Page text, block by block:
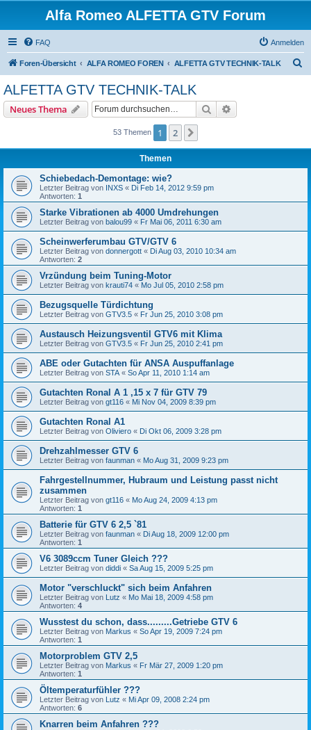
Alfa Romeo ALFETTA GTV Forum
FAQ Anmelden
Foren-Übersicht ALFA ROMEO FOREN ALFETTA GTV TECHNIK-TALK
ALFETTA GTV TECHNIK-TALK
Neues Thema Suche
53 Themen 1 2
Themen
Schiebedach-Demontage: wie?
Letzter Beitrag von INXS « Di Feb 14, 2012 9:59 pm
Antworten: 1
Starke Vibrationen ab 4000 Umdrehungen
Letzter Beitrag von balou99 « Fr Mai 06, 2011 6:30 am
Scheinwerferumbau GTV/GTV 6
Letzter Beitrag von donnergott « Di Aug 03, 2010 10:34 am
Antworten: 2
Vrzündung beim Tuning-Motor
Letzter Beitrag von krauti74 « Mo Jul 05, 2010 2:58 pm
Bezugsquelle Türdichtung
Letzter Beitrag von GTV3.5 « Fr Jun 25, 2010 3:08 pm
Austausch Heizungsventil GTV6 mit Klima
Letzter Beitrag von GTV3.5 « Fr Jun 25, 2010 2:41 pm
ABE oder Gutachten für ANSA Auspuffanlage
Letzter Beitrag von STA « So Apr 11, 2010 1:14 am
Gutachten Ronal A 1 ,15 x 7 für GTV 79
Letzter Beitrag von gt116 « Mi Nov 04, 2009 8:39 pm
Gutachten Ronal A1
Letzter Beitrag von Oliviero « Di Okt 06, 2009 3:28 pm
Drehzahlmesser GTV 6
Letzter Beitrag von faunman « Mo Aug 31, 2009 9:23 pm
Fahrgestellnummer, Hubraum und Leistung passt nicht
zusammen
Letzter Beitrag von gt116 « Mo Aug 24, 2009 4:13 pm
Antworten: 1
Batterie für GTV 6 2,5 `81
Letzter Beitrag von faunman « Di Aug 18, 2009 12:00 pm
Antworten: 1
V6 3089ccm Tuner Gleich ???
Letzter Beitrag von diddi « Sa Aug 15, 2009 5:25 pm
Motor "verschluckt" sich beim Anfahren
Letzter Beitrag von Lutz « Mo Mai 18, 2009 4:58 pm
Antworten: 4
Wusstest du schon, dass.........Getriebe GTV 6
Letzter Beitrag von Markus « So Apr 19, 2009 7:24 pm
Antworten: 1
Motorproblem GTV 2,5
Letzter Beitrag von Markus « Fr Mär 27, 2009 1:20 pm
Antworten: 1
Öltemperaturfühler ???
Letzter Beitrag von Lutz « Mi Apr 09, 2008 2:24 pm
Antworten: 6
Knarren beim Anfahren ???